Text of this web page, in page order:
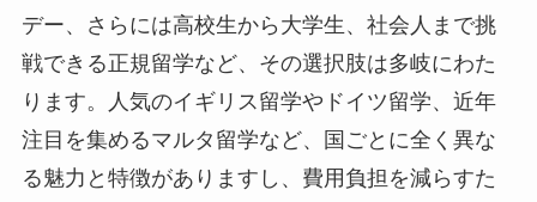
デー、さらには高校生から大学生、社会人まで挑
戦できる正規留学など、その選択肢は多岐にわた
ります。人気のイギリス留学やドイツ留学、近年
注目を集めるマルタ留学など、国ごとに全く異な
る魅力と特徴がありますし、費用負担を減らすた